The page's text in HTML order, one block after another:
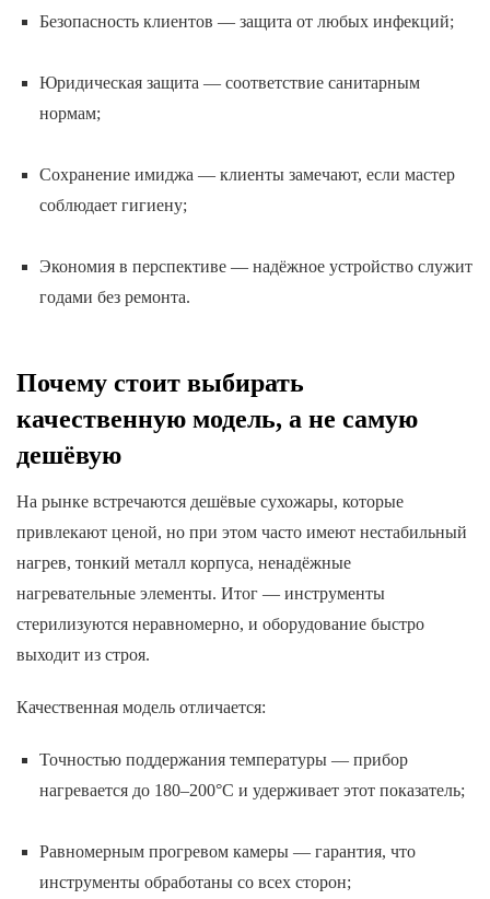
Безопасность клиентов — защита от любых инфекций;
Юридическая защита — соответствие санитарным
нормам;
Сохранение имиджа — клиенты замечают, если мастер
соблюдает гигиену;
Экономия в перспективе — надёжное устройство служит
годами без ремонта.
Почему стоит выбирать
качественную модель, а не самую
дешёвую
На рынке встречаются дешёвые сухожары, которые
привлекают ценой, но при этом часто имеют нестабильный
нагрев, тонкий металл корпуса, ненадёжные
нагревательные элементы. Итог — инструменты
стерилизуются неравномерно, и оборудование быстро
выходит из строя.
Качественная модель отличается:
Точностью поддержания температуры — прибор
нагревается до 180–200°C и удерживает этот показатель;
Равномерным прогревом камеры — гарантия, что
инструменты обработаны со всех сторон;